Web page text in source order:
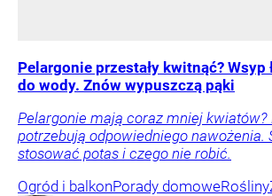
Pelargonie przestały kwitnąć? Wsyp
do wody. Znów wypuszczą pąki
Pelargonie mają coraz mniej kwiatów?
potrzebują odpowiedniego nawożenia.
stosować potas i czego nie robić.
Ogród i balkonPorady domoweRośliny